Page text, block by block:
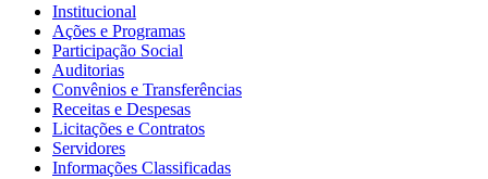
Institucional
Ações e Programas
Participação Social
Auditorias
Convênios e Transferências
Receitas e Despesas
Licitações e Contratos
Servidores
Informações Classificadas